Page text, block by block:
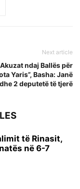
Next article
Akuzat ndaj Ballës për
Yaris”, Basha: Janë
dhe 2 deputetë të tjerë
të Rinasit,
në 6-7